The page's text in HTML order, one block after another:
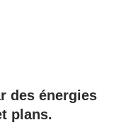
des énergies
plans.